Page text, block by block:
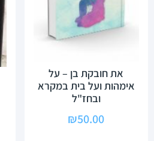
את חובקת בן – על
אימהות ועל בית במקרא
ובחז"ל
₪50.00